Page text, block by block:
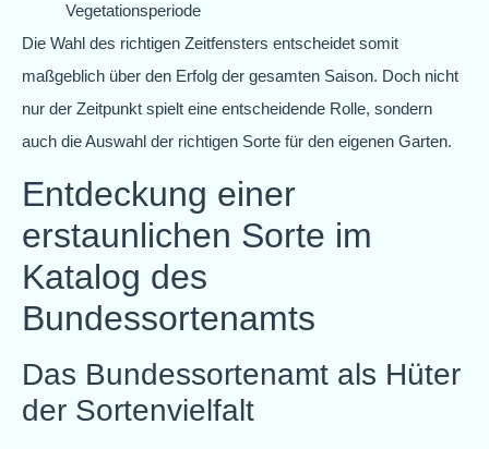
Vegetationsperiode
Die Wahl des richtigen Zeitfensters entscheidet somit
maßgeblich über den Erfolg der gesamten Saison. Doch nicht
nur der Zeitpunkt spielt eine entscheidende Rolle, sondern
auch die Auswahl der richtigen Sorte für den eigenen Garten.
Entdeckung einer
erstaunlichen Sorte im
Katalog des
Bundessortenamts
Das Bundessortenamt als Hüter
der Sortenvielfalt